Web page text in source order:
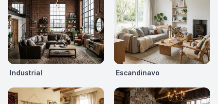
Industrial Escandinavo